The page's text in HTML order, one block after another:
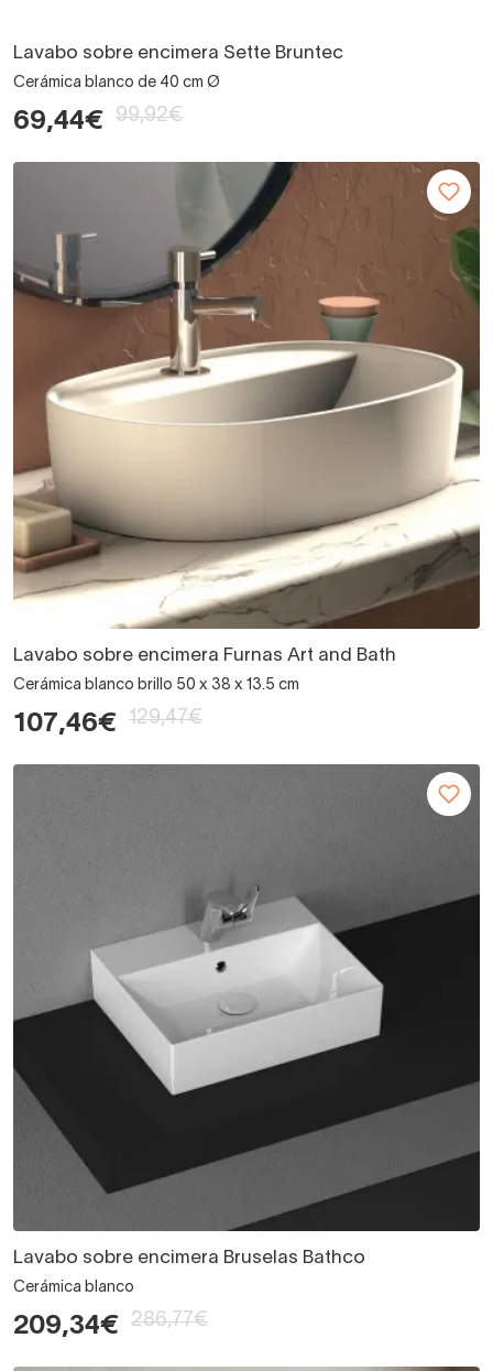
Lavabo sobre encimera Sette Bruntec
Cerámica blanco de 40 cm Ø
69,44€ 99,92€
Lavabo sobre encimera Furnas Art and Bath
Cerámica blanco brillo 50 x 38 x 13.5 cm
107,46€ 129,47€
Lavabo sobre encimera Bruselas Bathco
Cerámica blanco
209,34€ 286,77€